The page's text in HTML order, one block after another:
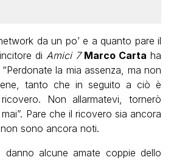
da un po’ e a quanto pare il
di Amici 7 Marco Carta ha
la mia assenza, ma non
tanto che in seguito a ciò è
Non allarmatevi, tornerò
Pare che il ricovero sia ancora
sono ancora noti.
danno alcune amate coppie dello